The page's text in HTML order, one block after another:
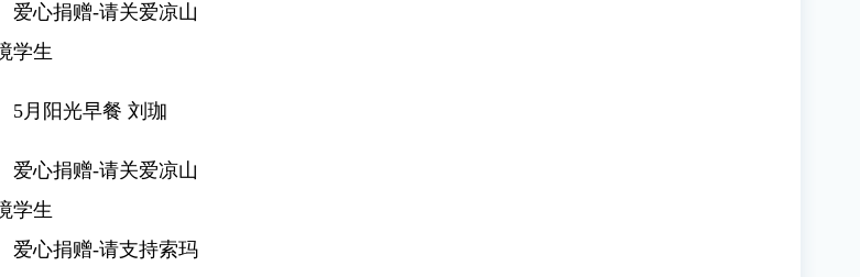
爱心捐赠-请关爱凉山
学生
5月阳光早餐 刘珈
爱心捐赠-请关爱凉山
学生
爱心捐赠-请支持索玛